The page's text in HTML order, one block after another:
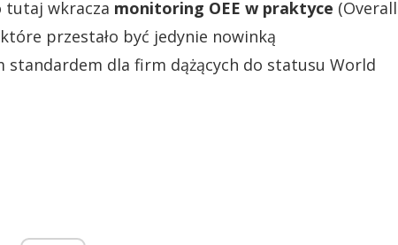
tutaj wkracza monitoring OEE w praktyce (Overall
przestało być jedynie nowinką
standardem dla firm dążących do statusu World